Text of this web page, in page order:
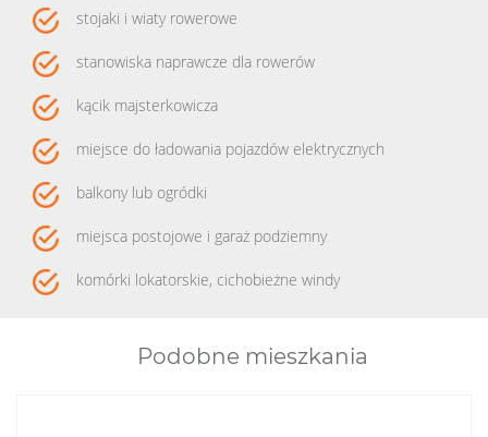
stojaki i wiaty rowerowe
stanowiska naprawcze dla rowerów
kącik majsterkowicza
miejsce do ładowania pojazdów elektrycznych
balkony lub ogródki
miejsca postojowe i garaż podziemny
komórki lokatorskie, cichobieżne windy
Podobne mieszkania